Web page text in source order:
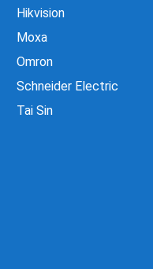
Hikvision
Moxa
Omron
Schneider Electric
Tai Sin